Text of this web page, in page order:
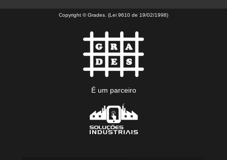
Copyright © Grades. (Lei 9610 de 19/02/1998)
É um parceiro